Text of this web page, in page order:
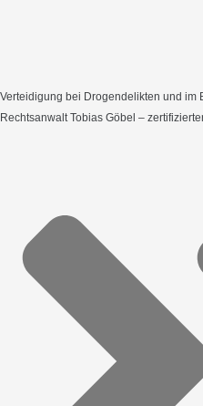
Verteidigung bei Drogendelikten und im
Rechtsanwalt Tobias Göbel –